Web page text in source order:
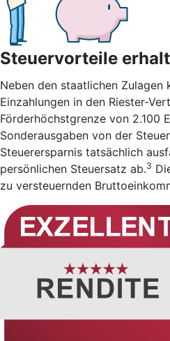
Steuervorteile
Neben den staatlichen Zulagen
Einzahlungen in den Riester-
Förderhöchstgrenze von 2.100
Sonderausgaben von der
Steuerersparnis tatsächlich
persönlichen Steuersatz ab.3
zu versteuernden